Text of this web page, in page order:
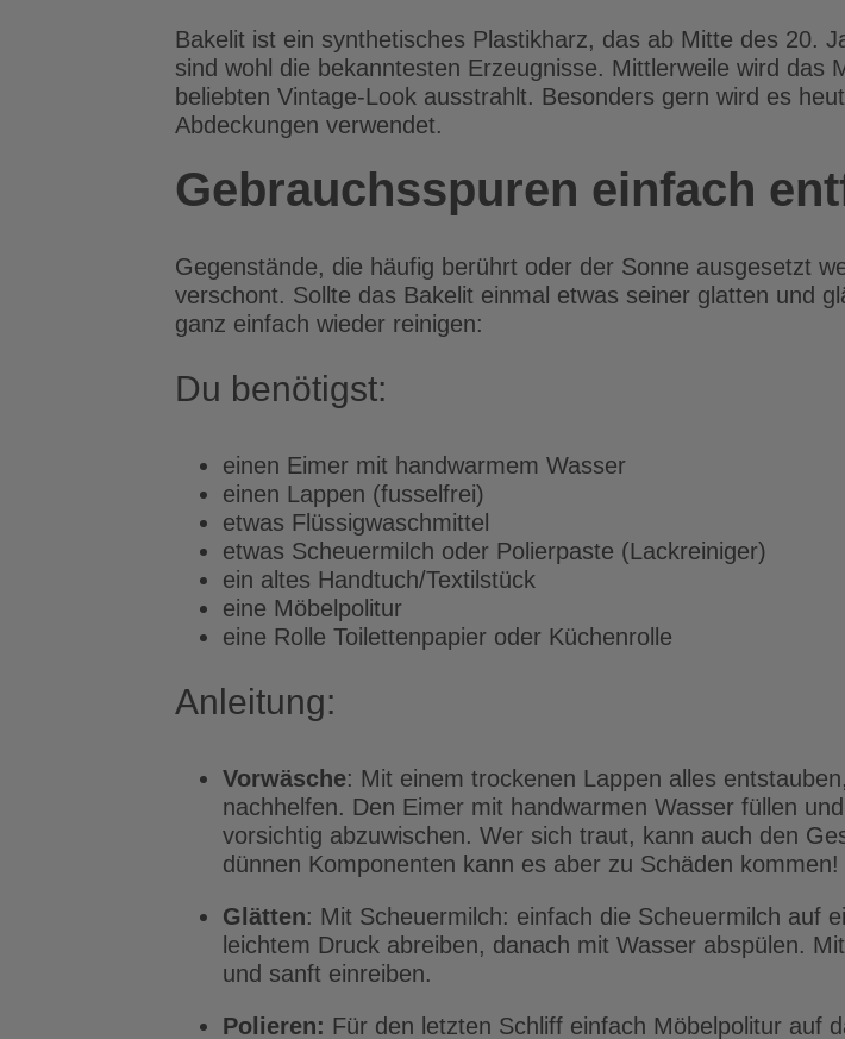
Bakelit ist ein synthetisches Plastikharz, das ab Mitte des 20.
sind wohl die bekanntesten Erzeugnisse. Mittlerweile wird das
beliebten Vintage-Look ausstrahlt. Besonders gern wird es
Abdeckungen verwendet.
Gebrauchsspuren einfach
Gegenstände, die häufig berührt oder der Sonne ausgesetzt
verschont. Sollte das Bakelit einmal etwas seiner glatten und
ganz einfach wieder reinigen:
Du benötigst:
einen Eimer mit handwarmem Wasser
einen Lappen (fusselfrei)
etwas Flüssigwaschmittel
etwas Scheuermilch oder Polierpaste (Lackreiniger)
ein altes Handtuch/Textilstück
eine Möbelpolitur
eine Rolle Toilettenpapier oder Küchenrolle
Anleitung:
Vorwäsche: Mit einem trockenen Lappen alles
nachhelfen. Den Eimer mit handwarmen Wasser füllen
vorsichtig abzuwischen. Wer sich traut, kann auch den
dünnen Komponenten kann es aber zu Schäden kommen!
Glätten: Mit Scheuermilch: einfach die Scheuermilch auf
leichtem Druck abreiben, danach mit Wasser abspülen.
und sanft einreiben.
Polieren: Für den letzten Schliff einfach Möbelpolitur auf